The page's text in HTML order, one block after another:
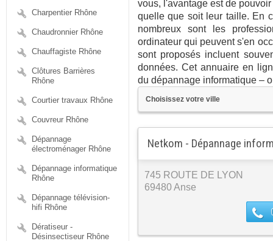
Charpentier Rhône
Chaudronnier Rhône
Chauffagiste Rhône
Clôtures Barrières
Rhône
Courtier travaux Rhône
Couvreur Rhône
Dépannage
électroménager Rhône
Dépannage informatique
Rhône
Dépannage télévision-
hifi Rhône
Dératiseur -
Désinsectiseur Rhône
vous, l'avantage est de
quelle que soit leur taille. En
nombreux sont les
ordinateur qui peuvent s'en
sont proposés incluent
données. Cet annuaire en
du dépannage informatique –
Netkom - Dépannage
745 ROUTE DE LYON
69480 Anse